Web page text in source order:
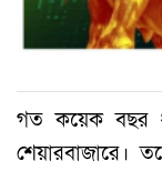
গত কয়েক বছর
শেয়ারবাজারে।